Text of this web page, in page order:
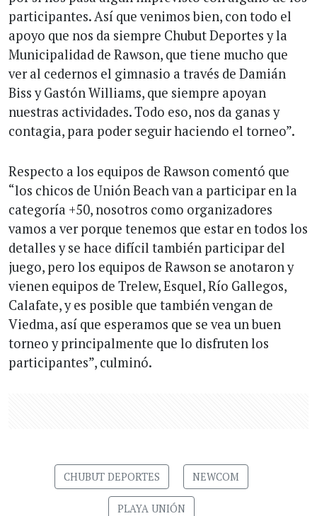
participantes. Así que venimos bien, con todo el
apoyo que nos da siempre Chubut Deportes y la
Municipalidad de Rawson, que tiene mucho que
ver al cedernos el gimnasio a través de Damián
Biss y Gastón Williams, que siempre apoyan
nuestras actividades. Todo eso, nos da ganas y
contagia, para poder seguir haciendo el torneo”.
Respecto a los equipos de Rawson comentó que
“los chicos de Unión Beach van a participar en la
categoría +50, nosotros como organizadores
vamos a ver porque tenemos que estar en todos los
detalles y se hace difícil también participar del
juego, pero los equipos de Rawson se anotaron y
vienen equipos de Trelew, Esquel, Río Gallegos,
Calafate, y es posible que también vengan de
Viedma, así que esperamos que se vea un buen
torneo y principalmente que lo disfruten los
participantes”, culminó.
CHUBUT DEPORTES NEWCOM
PLAYA UNIÓN